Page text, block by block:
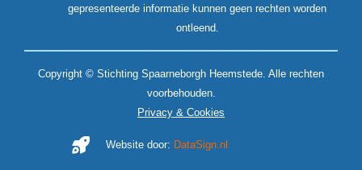
gepresenteerde informatie kunnen geen rechten worden
ontleend.
Copyright © Stichting Spaarneborgh Heemstede. Alle rechten
voorbehouden.
Privacy & Cookies
Website door: DataSign.nl